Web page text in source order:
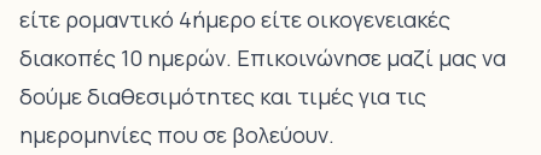
είτε ρομαντικό 4ήμερο είτε οικογενειακές
διακοπές 10 ημερών. Επικοινώνησε μαζί μας να
δούμε διαθεσιμότητες και τιμές για τις
ημερομηνίες που σε βολεύουν.